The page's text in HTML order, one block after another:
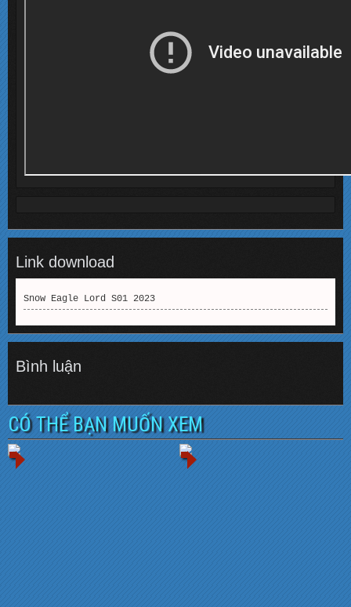
Link download
Snow Eagle Lord S01 2023
Bình luận
CÓ THỂ BẠN MUỐN XEM